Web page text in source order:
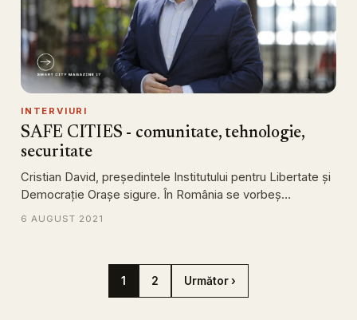
INTERVIURI
SAFE CITIES - comunitate, tehnologie,
securitate
Cristian David, președintele Institutului pentru Libertate și
Democrație Orașe sigure. În România se vorbeș…
6 AUGUST 2021
1 2 Următor ›